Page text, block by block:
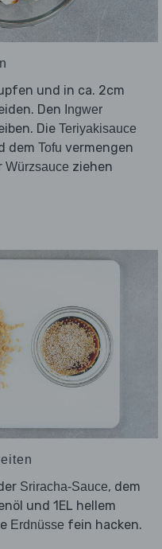
und in ca. 2cm
Den Ingwer
Die Teriyakisauce
dem Tofu vermengen
Würzsauce ziehen
Sriracha-Sauce, dem
und 1EL hellem
Erdnüsse fein hacken.